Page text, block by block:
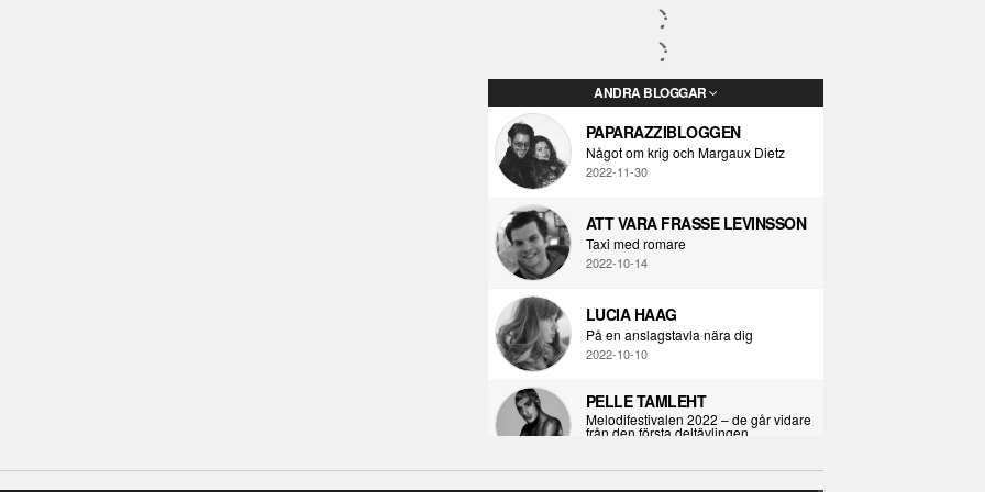
ANDRA BLOGGAR
PAPARAZZIBLOGGEN
Något om krig och Margaux Dietz
2022-11-30
ATT VARA FRASSE LEVINSSON
Taxi med romare
2022-10-14
LUCIA HAAG
På en anslagstavla nära dig
2022-10-10
PELLE TAMLEHT
Melodifestivalen 2022 – de går vidare
från den första deltävlingen